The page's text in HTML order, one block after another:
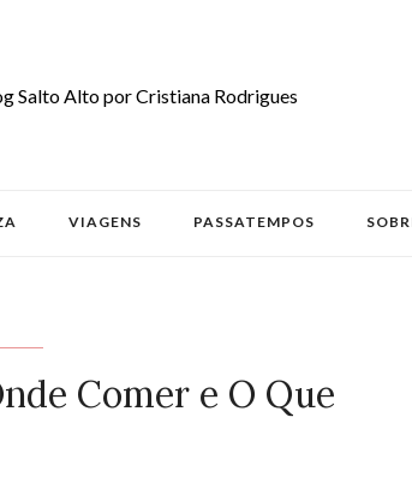
VIAGENS PASSATEMPOS
Comer e O Que